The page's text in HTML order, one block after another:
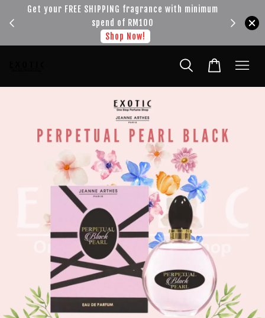
Get your FREE SHIPPING fragrance with minimum
spend of RM100
Shop Now!